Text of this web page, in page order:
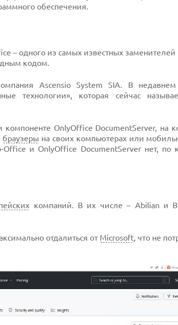
обеспечения.
– одного из самых известных
кодом.
Ascensio System SIA. В
технологии», которая сейчас
OnlyOffice DocumentServer, на
браузеры на своих компьютерах или
и OnlyOffice DocumentServer нет, по
компаний. В их числе – Abilian и
отдалиться от Microsoft, что не